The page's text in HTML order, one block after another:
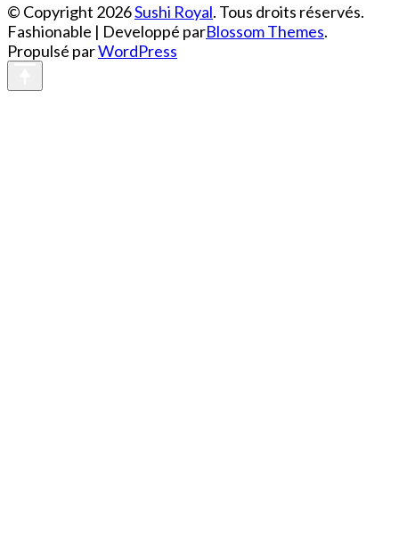
© Copyright 2026Sushi Royal. Tous droits réservés.
Fashionable | Developpé parBlossom Themes.
Propulsé parWordPress